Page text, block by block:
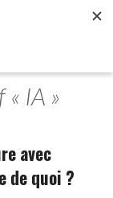
IA »
avec
de quoi ?